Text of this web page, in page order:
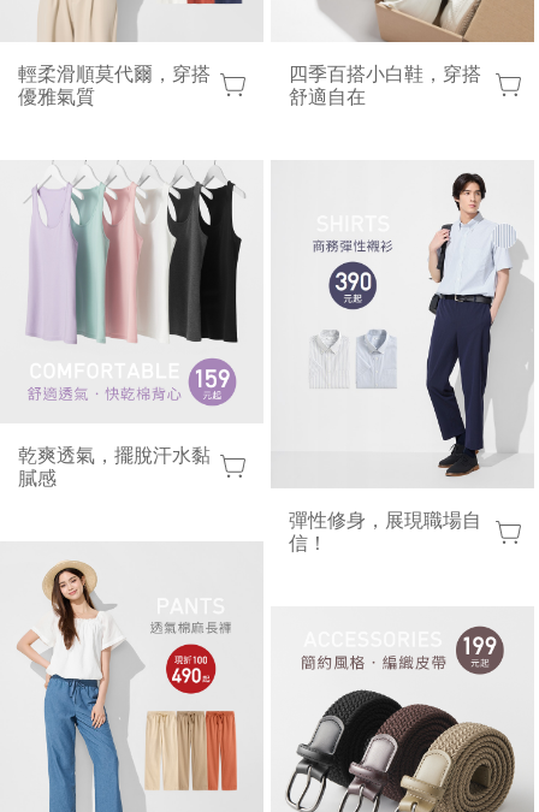
lativ 米格國際 - 台灣平價高品質國民服飾品牌
輕柔滑順莫代爾，穿搭
優雅氣質
乾爽透氣，擺脫汗水黏
膩感
四季百搭小白鞋，穿搭
舒適自在
彈性修身，展現職場自
信！